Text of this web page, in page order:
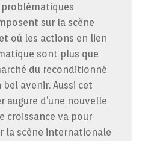
problématiques
sur la scène
où les actions en lien
sont plus que
du reconditionné
avenir. Aussi cet
augure d’une nouvelle
croissance va pour
la scène internationale